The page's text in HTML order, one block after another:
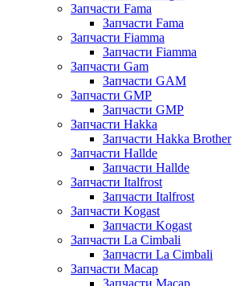
Запчасти Fama
Запчасти Fama
Запчасти Fiamma
Запчасти Fiamma
Запчасти Gam
Запчасти GAM
Запчасти GMP
Запчасти GMP
Запчасти Hakka
Запчасти Hakka Brother
Запчасти Hallde
Запчасти Hallde
Запчасти Italfrost
Запчасти Italfrost
Запчасти Kogast
Запчасти Kogast
Запчасти La Cimbali
Запчасти La Cimbali
Запчасти Macap
Запчасти Macap